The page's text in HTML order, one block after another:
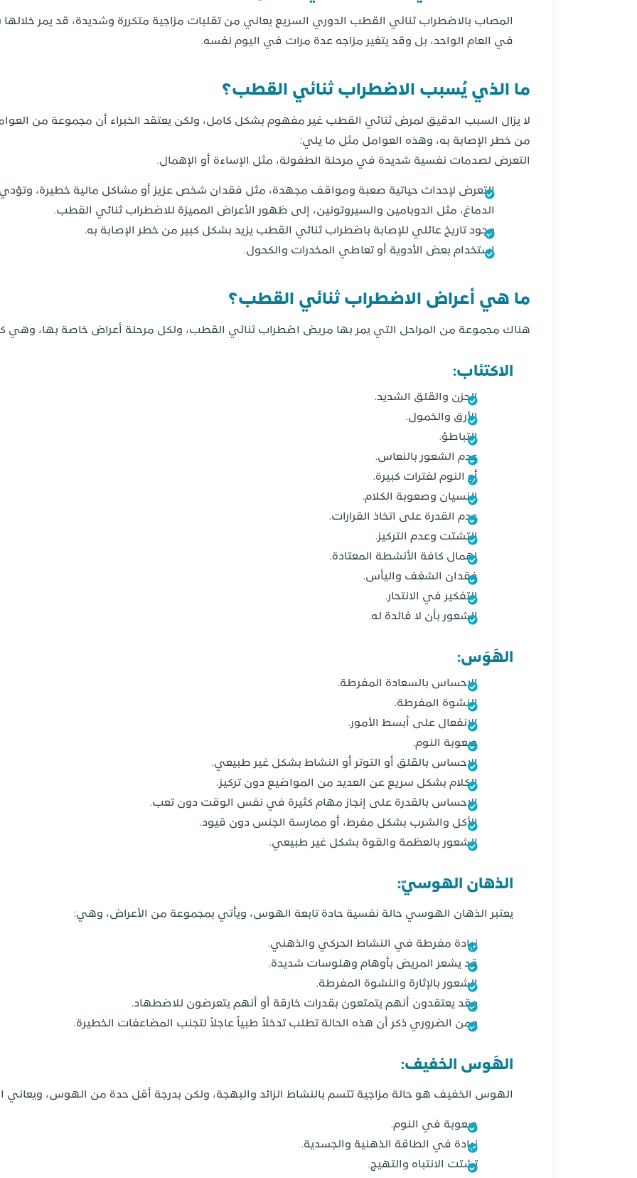
المصاب بالاضطراب ثنائي القطب الدوري السريع يعاني من تقلبات مزاجية متكررة وشديدة، قد يمر
في العام الواحد، بل وقد يتغير مزاجه عدة مرات في اليوم نفسه.
ما الذي يُسبب الاضطراب ثنائي القطب؟
لا يزال السبب الدقيق لمرض ثنائي القطب غير مفهوم بشكل كامل، ولكن يعتقد الخبراء أن مجموعة من العوامل
من خطر الإصابة به، وهذه العوامل مثل ما يلي:
التعرض لصدمات نفسية شديدة في مرحلة الطفولة، مثل الإساءة أو الإهمال.
التعرض لإحداث حياتية صعبة ومواقف مجهدة، مثل فقدان شخص عزيز أو مشاكل مالية خطيرة، وتؤدي
الدماغ، مثل الدوبامين والسيروتونين، إلى ظهور الأعراض المميزة للاضطراب ثنائي القطب.
وجود تاريخ عائلي للإصابة باضطراب ثنائي القطب يزيد بشكل كبير من خطر الإصابة به.
استخدام بعض الأدوية أو تعاطي المخدرات والكحول.
ما هي أعراض الاضطراب ثنائي القطب؟
هناك مجموعة من المراحل التي يمر بها مريض اضطراب ثنائي القطب، ولكل مرحلة أعراض خاصة بها، وهي
الاكتئاب:
الحزن والقلق الشديد.
الأرق والخمول.
التباطؤ.
عدم الشعور بالنعاس.
أو النوم لفترات كبيرة.
النسيان وصعوبة الكلام.
عدم القدرة على اتخاذ القرارات.
التشتت وعدم التركيز.
إهمال كافة الأنشطة المعتادة.
فقدان الشغف واليأس.
التفكير في الانتحار.
الشعور بأن لا فائدة له.
الهَوَس:
الاحساس بالسعادة المفرطة.
النشوة المفرطة.
الإنفعال على أبسط الأمور.
صعوبة النوم.
الإحساس بالقلق أو التوتر أو النشاط بشكل غير طبيعي.
الكلام بشكل سريع عن العديد من المواضيع دون تركيز.
الإحساس بالقدرة على إنجاز مهام كثيرة في نفس الوقت دون تعب.
الأكل والشرب بشكل مفرط، أو ممارسة الجنس دون قيود.
الشعور بالعظمة والقوة بشكل غير طبيعي.
الذهان الهوسيّ:
يعتبر الذهان الهوسي حالة نفسية حادة تابعة الهوس، ويأتي بمجموعة من الأعراض، وهي:
زيادة مفرطة في النشاط الحركي والذهني.
قد يشعر المريض بأوهام وهلوسات شديدة.
الشعور بالإثارة والنشوة المفرطة.
وقد يعتقدون أنهم يتمتعون بقدرات خارقة أو أنهم يتعرضون للاضطهاد.
ومن الضروري ذكر أن هذه الحالة تطلب تدخلاً طبياً عاجلاً لتجنب المضاعفات الخطيرة.
الهَوس الخفيف:
الهوس الخفيف هو حالة مزاجية تتسم بالنشاط الزائد والبهجة، ولكن بدرجة أقل حدة من الهوس،
صعوبة في النوم.
زيادة في الطاقة الذهنية والجسدية.
تشتت الانتباه والتهيج.